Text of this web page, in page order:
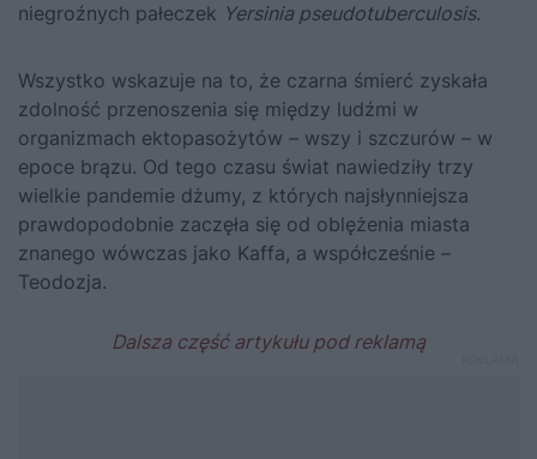
niegroźnych pałeczek Yersinia pseudotuberculosis.
Wszystko wskazuje na to, że czarna śmierć zyskała
zdolność przenoszenia się między ludźmi w
organizmach ektopasożytów – wszy i szczurów – w
epoce brązu. Od tego czasu świat nawiedziły trzy
wielkie pandemie dżumy, z których najsłynniejsza
prawdopodobnie zaczęła się od oblężenia miasta
znanego wówczas jako Kaffa, a współcześnie –
Teodozja.